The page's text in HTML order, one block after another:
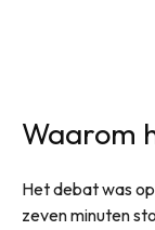
Waarom
Het debat was
zeven minuten